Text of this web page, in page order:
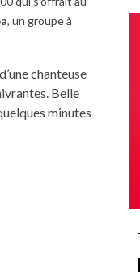
, un groupe à
chanteuse
Belle
minutes